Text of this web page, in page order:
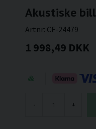
Akustiske
Artnr: CF-24479
1 998,49 DKK
- +